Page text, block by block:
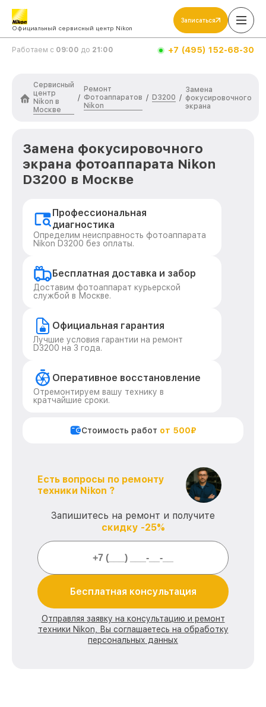
Официальный сервисный центр Nikon
Записаться
Работаем с 09:00 до 21:00 +7 (495) 152-68-30
Сервисный
центр
Nikon в
Москве
/
Ремонт
Фотоаппаратов
Nikon
/ D3200 /
Замена
фокусировочного
экрана
Замена фокусировочного
экрана фотоаппарата Nikon
D3200 в Москве
Профессиональная
диагностика
Определим неисправность фотоаппарата
Nikon D3200 без оплаты.
Бесплатная доставка и забор
Доставим фотоаппарат курьерской
службой в Москве.
Официальная гарантия
Лучшие условия гарантии на ремонт
D3200 на 3 года.
Оперативное восстановление
Отремонтируем вашу технику в
кратчайшие сроки.
Стоимость работ от 500₽
Есть вопросы по ремонту
техники Nikon ?
Запишитесь на ремонт и получите
скидку -25%
Бесплатная консультация
Отправляя заявку на консультацию и ремонт
техники Nikon, Вы соглашаетесь на обработку
персональных данных